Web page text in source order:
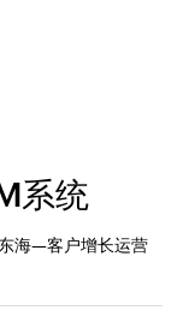
系统
海—客户增长运营